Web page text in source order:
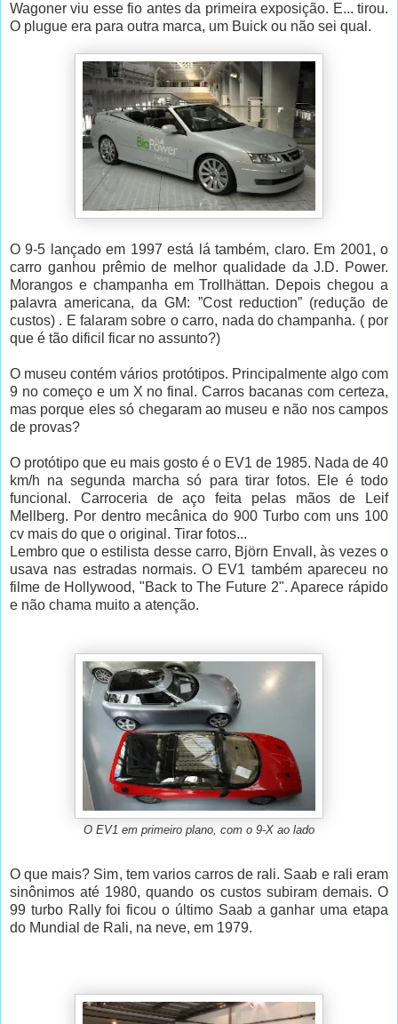
Wagoner viu esse fio antes da primeira exposição. E... tirou.
O plugue era para outra marca, um Buick ou não sei qual.
O 9-5 lançado em 1997 está lá também, claro. Em 2001, o
carro ganhou prêmio de melhor qualidade da J.D. Power.
Morangos e champanha em Trollhättan. Depois chegou a
palavra americana, da GM: ”Cost reduction” (redução de
custos) . E falaram sobre o carro, nada do champanha. ( por
que é tão dificil ficar no assunto?)
O museu contém vários protótipos. Principalmente algo com
9 no começo e um X no final. Carros bacanas com certeza,
mas porque eles só chegaram ao museu e não nos campos
de provas?
O protótipo que eu mais gosto é o EV1 de 1985. Nada de 40
km/h na segunda marcha só para tirar fotos. Ele é todo
funcional. Carroceria de aço feita pelas mãos de Leif
Mellberg. Por dentro mecânica do 900 Turbo com uns 100
cv mais do que o original. Tirar fotos...
Lembro que o estilista desse carro, Björn Envall, às vezes o
usava nas estradas normais. O EV1 também apareceu no
filme de Hollywood, "Back to The Future 2". Aparece rápido
e não chama muito a atenção.
O EV1 em primeiro plano, com o 9-X ao lado
O que mais? Sim, tem varios carros de rali. Saab e rali eram
sinônimos até 1980, quando os custos subiram demais. O
99 turbo Rally foi ficou o último Saab a ganhar uma etapa
do Mundial de Rali, na neve, em 1979.